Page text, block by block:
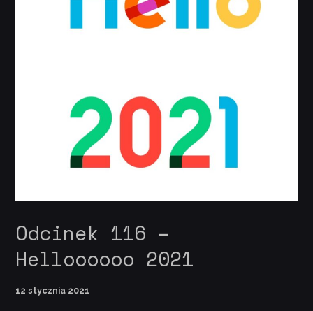
Odcinek 116 –
Helloooooo 2021
12 stycznia 2021